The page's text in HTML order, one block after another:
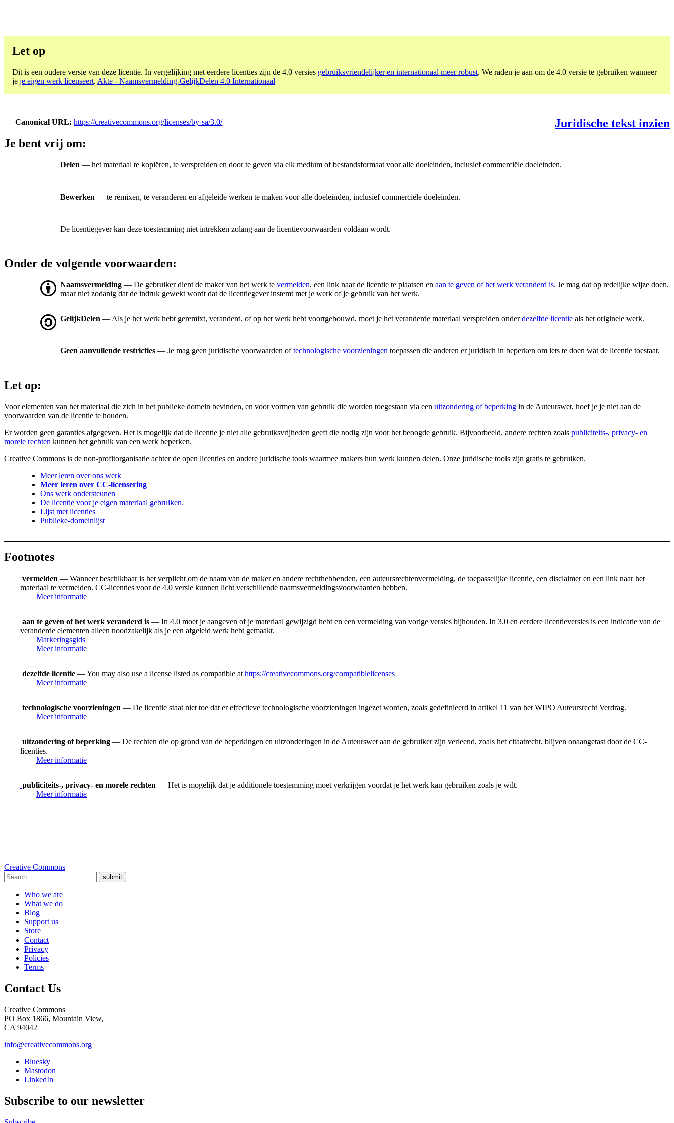
Let op
Dit is een oudere versie van deze licentie. In vergelijking met eerdere licenties zijn de 4.0 versies gebruiksvriendelijker en internationaal meer robust. We raden je aan om de 4.0 versie te gebruiken wanneer
je je eigen werk licenseert. Akte - Naamsvermelding-GelijkDelen 4.0 Internationaal
Canonical URL https://creativecommons.org/licenses/by-sa/3.0/
Juridische tekst inzien
Je bent vrij om:
Delen — het materiaal te kopiëren, te verspreiden en door te geven via elk medium of bestandsformaat voor alle doeleinden, inclusief commerciële doeleinden.
Bewerken — te remixen, te veranderen en afgeleide werken te maken voor alle doeleinden, inclusief commerciële doeleinden.
De licentiegever kan deze toestemming niet intrekken zolang aan de licentievoorwaarden voldaan wordt.
Onder de volgende voorwaarden:
Naamsvermelding — De gebruiker dient de maker van het werk te vermelden, een link naar de licentie te plaatsen en aan te geven of het werk veranderd is. Je mag dat op redelijke wijze doen,
maar niet zodanig dat de indruk gewekt wordt dat de licentiegever instemt met je werk of je gebruik van het werk.
GelijkDelen — Als je het werk hebt geremixt, veranderd, of op het werk hebt voortgebouwd, moet je het veranderde materiaal verspreiden onderdezelfde licentie als het originele werk.
Geen aanvullende restricties — Je mag geen juridische voorwaarden oftechnologische voorzieningen toepassen die anderen er juridisch in beperken om iets te doen wat de licentie toestaat.
Let op:
Voor elementen van het materiaal die zich in het publieke domein bevinden, en voor vormen van gebruik die worden toegestaan via een uitzondering of beperking in de Auteurswet, hoef je je niet aan de
voorwaarden van de licentie te houden.
Er worden geen garanties afgegeven. Het is mogelijk dat de licentie je niet alle gebruiksvrijheden geeft die nodig zijn voor het beoogde gebruik. Bijvoorbeeld, andere rechten zoals publiciteits-, privacy- en
morele rechten kunnen het gebruik van een werk beperken.
Creative Commons is de non-profitorganisatie achter de open licenties en andere juridische tools waarmee makers hun werk kunnen delen. Onze juridische tools zijn gratis te gebruiken.
Meer leren over ons werk
Meer leren over CC-licensering
Ons werk ondersteunen
De licentie voor je eigen materiaal gebruiken.
Lijst met licenties
Publieke-domeinlijst
Footnotes
vermelden — Wanneer beschikbaar is het verplicht om de naam van de maker en andere rechthebbenden, een auteursrechtenvermelding, de toepasselijke licentie, een disclaimer en een link naar het
materiaal te vermelden. CC-licenties voor de 4.0 versie kunnen licht verschillende naamsvermeldingsvoorwaarden hebben.
Meer informatie
aan te geven of het werk veranderd is — In 4.0 moet je aangeven of je materiaal gewijzigd hebt en een vermelding van vorige versies bijhouden. In 3.0 en eerdere licentieversies is een indicatie van de
veranderde elementen alleen noodzakelijk als je een afgeleid werk hebt gemaakt.
Markeringsgids
Meer informatie
dezelfde licentie — You may also use a license listed as compatible at https://creativecommons.org/compatiblelicenses
Meer informatie
technologische voorzieningen — De licentie staat niet toe dat er effectieve technologische voorzieningen ingezet worden, zoals gedefinieerd in artikel 11 van het WIPO Auteursrecht Verdrag.
Meer informatie
uitzondering of beperking — De rechten die op grond van de beperkingen en uitzonderingen in de Auteurswet aan de gebruiker zijn verleend, zoals het citaatrecht, blijven onaangetast door de CC-
licenties.
Meer informatie
publiciteits-, privacy- en morele rechten — Het is mogelijk dat je additionele toestemming moet verkrijgen voordat je het werk kan gebruiken zoals je wilt.
Meer informatie
Creative Commons
submit
Who we are
What we do
Blog
Support us
Store
Contact
Privacy
Policies
Terms
Contact Us
Creative Commons
PO Box 1866, Mountain View,
CA 94042
info@creativecommons.org
Bluesky
Mastodon
LinkedIn
Subscribe to our newsletter